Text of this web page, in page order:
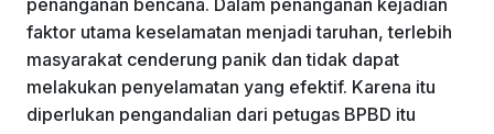
faktor utama keselamatan menjadi taruhan, terlebih
masyarakat cenderung panik dan tidak dapat
melakukan penyelamatan yang efektif. Karena itu
diperlukan pengandalian dari petugas BPBD itu